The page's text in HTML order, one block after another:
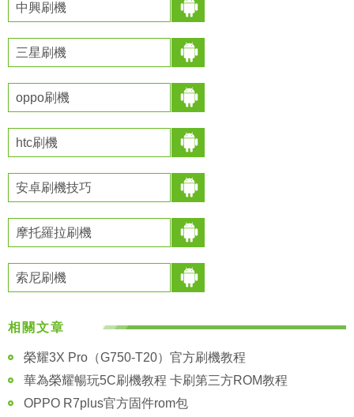
中興刷機
三星刷機
oppo刷機
htc刷機
安卓刷機技巧
摩托羅拉刷機
索尼刷機
相關文章
榮耀3X Pro（G750-T20）官方刷機教程
華為榮耀暢玩5C刷機教程 卡刷第三方ROM教程
OPPO R7plus官方固件rom包